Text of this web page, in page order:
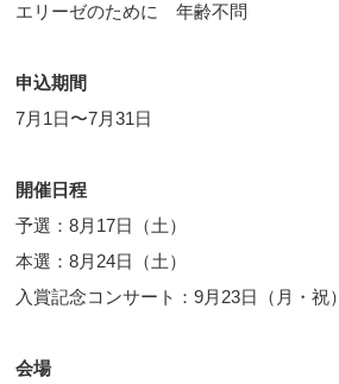
エリーゼのために 年齢不問
申込期間
7月1日〜7月31日
開催日程
予選：8月17日（土）
本選：8月24日（土）
入賞記念コンサート：9月23日（月・祝）
会場